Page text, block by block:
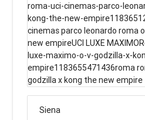
roma-uci-cinemas-parco-
kong-the-new-
cinemas parco leonardo roma
new empireUCI LUXE
luxe-maximo-o-v-godzilla-x-
empire1183655471436roma
godzilla x kong the new empire
Siena